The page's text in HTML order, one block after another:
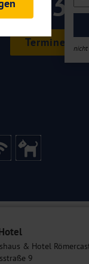
nicht
Termine &
& Hotel
9